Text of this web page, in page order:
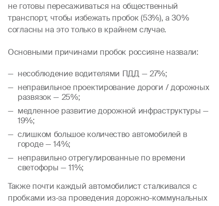
не готовы пересаживаться на общественный
транспорт, чтобы избежать пробок (53%), а 30%
согласны на это только в крайнем случае.
Основными причинами пробок россияне назвали:
несоблюдение водителями ПДД — 27%;
неправильное проектирование дороги / дорожных
развязок — 25%;
медленное развитие дорожной инфраструктуры —
19%;
слишком большое количество автомобилей в
городе — 14%;
неправильно отрегулированные по времени
светофоры — 11%;
Также почти каждый автомобилист сталкивался с
пробками из-за проведения дорожно-коммунальных